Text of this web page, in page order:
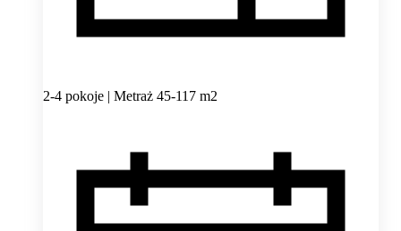
2-4 pokoje | Metraż 45-117 m2